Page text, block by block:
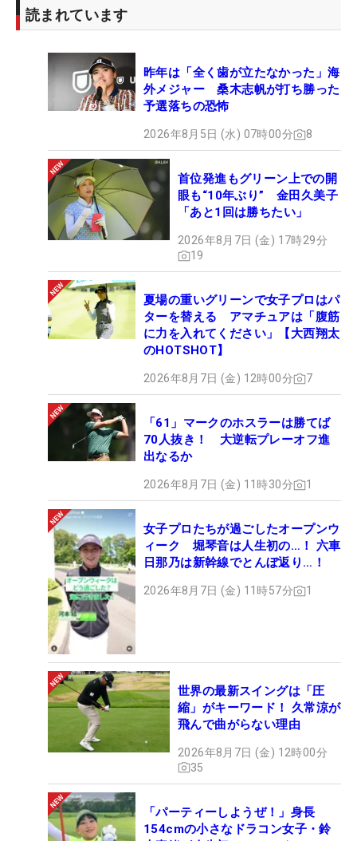
読まれています
昨年は「全く歯が立たなかった」海
外メジャー 桑木志帆が打ち勝った
予選落ちの恐怖
2026年8月5日 (水) 07時00分 8
首位発進もグリーン上での開
眼も“10年ぶり” 金田久美子
「あと1回は勝ちたい」
2026年8月7日 (金) 17時29分
19
夏場の重いグリーンで女子プロはパ
ターを替える アマチュアは「腹筋
に力を入れてください」【大西翔太
のHOTSHOT】
2026年8月7日 (金) 12時00分 7
「61」マークのホスラーは勝てば
70人抜き！ 大逆転プレーオフ進
出なるか
2026年8月7日 (金) 11時30分 1
女子プロたちが過ごしたオープンウ
ィーク 堀琴音は人生初の…！ 六車
日那乃は新幹線でとんぼ返り…！
2026年8月7日 (金) 11時57分 1
世界の最新スイングは「圧
縮」がキーワード！ 久常涼が
飛んで曲がらない理由
2026年8月7日 (金) 12時00分
35
「パーティーしようぜ！」身長
154cmの小さなドラコン女子・鈴